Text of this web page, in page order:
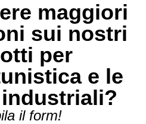
maggiori
sui nostri
per
e le
il form!